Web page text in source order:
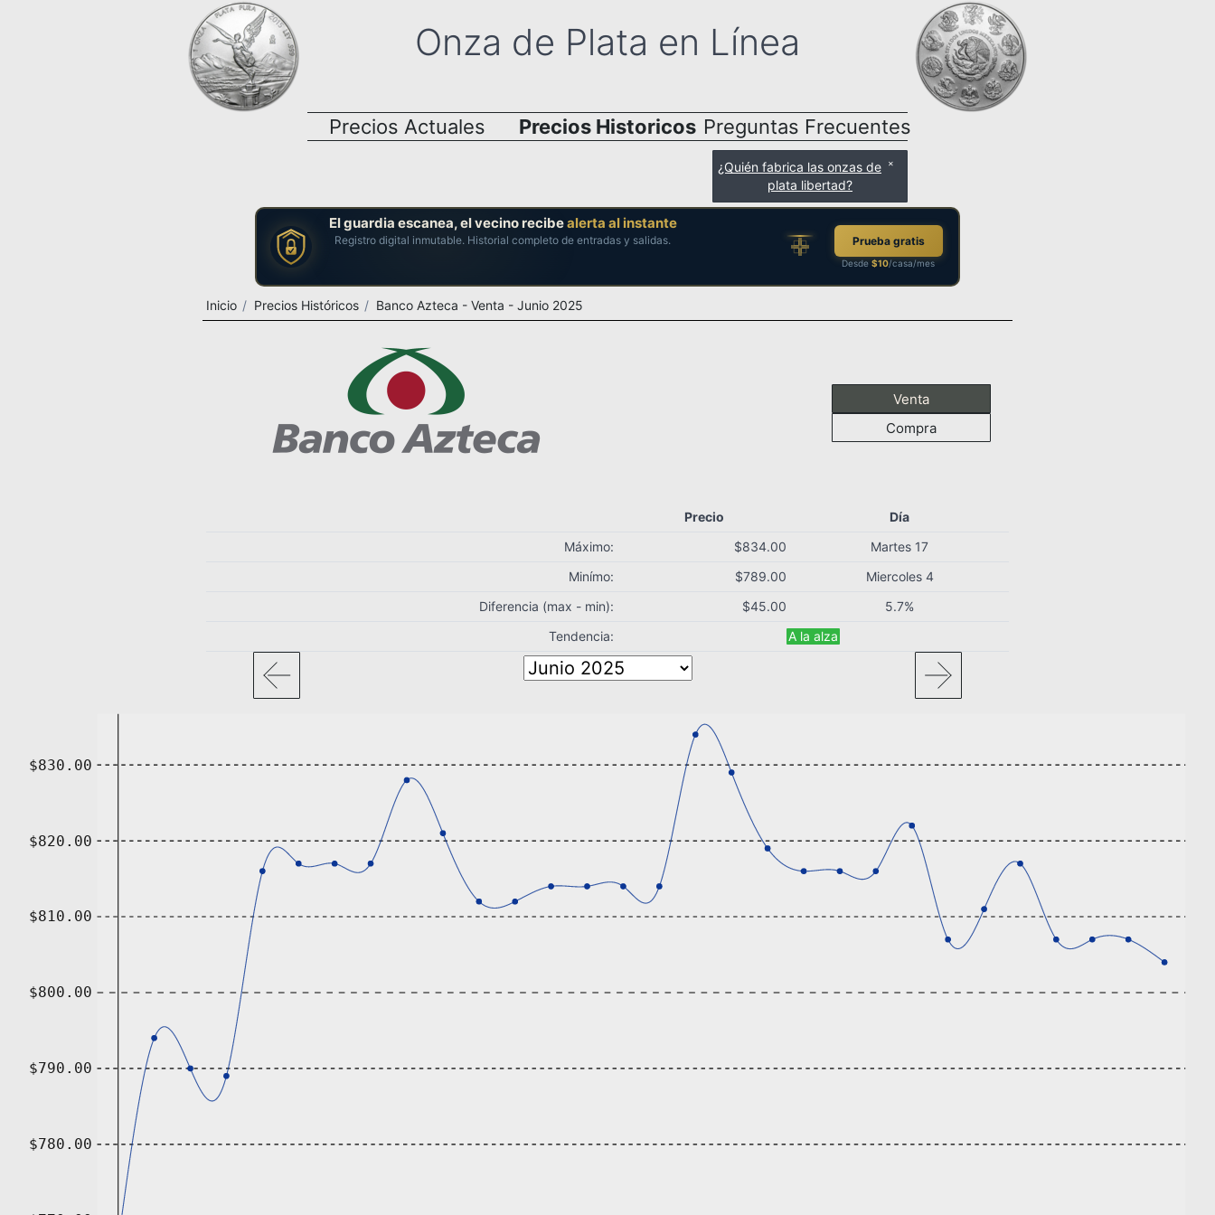
Onza de Plata en Línea
Precios Actuales Precios Historicos Preguntas Frecuentes
¿Quién fabrica las onzas de
plata libertad?
El guardia escanea, el vecino recibealerta al instante
Registro digital inmutable. Historial completo de entradas y salidas. Prueba gratis
Desde $10/casa/mes
Inicio Precios Históricos Banco Azteca - Venta - Junio 2025
Venta
Compra
Precio
Día
Máximo:
$834.00
Martes 17
Minímo:
$789.00
Miercoles 4
Diferencia (max - min):
$45.00
5.7%
Tendencia:
A la alza